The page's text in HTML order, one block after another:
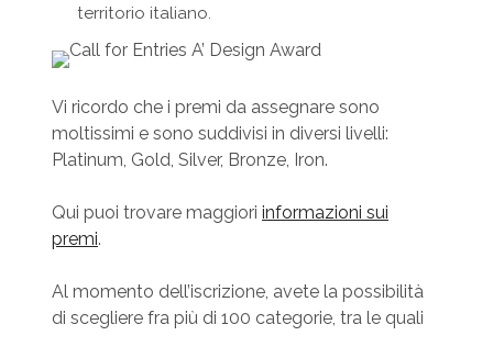
territorio italiano.
Vi ricordo che i premi da assegnare sono
moltissimi e sono suddivisi in diversi livelli:
Platinum, Gold, Silver, Bronze, Iron.
Qui puoi trovare maggiori informazioni sui
premi.
Al momento dell’iscrizione, avete la possibilità
di scegliere fra più di 100 categorie, tra le quali